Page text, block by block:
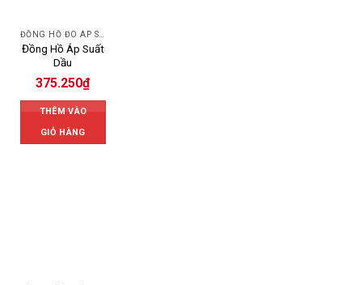
Đồng Hồ Áp Suất
Dầu
375.250₫
THÊM VÀO
GIỎ HÀNG